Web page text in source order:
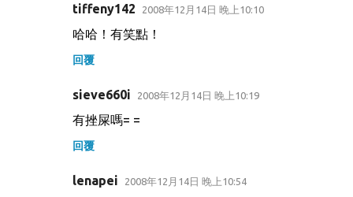
tiffeny142 2008年12月14日 晚上10:10
哈哈！有笑點！
回覆
sieve660i 2008年12月14日 晚上10:19
有挫屎嗎= =
回覆
lenapei 2008年12月14日 晚上10:54